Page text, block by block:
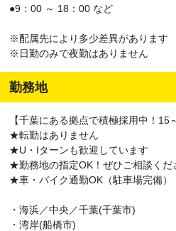
●9：00 ～ 18：00 など
※配属先により多少差異があります
※日勤のみで夜勤はありません
勤務地
【千葉にある拠点で積極採用中！15
★転勤はありません
★U・Iターンも歓迎しています
★勤務地の指定OK！ぜひご相談くだ
★車・バイク通勤OK（駐車場完備）
・海浜／中央／千葉(千葉市)
・湾岸(船橋市)